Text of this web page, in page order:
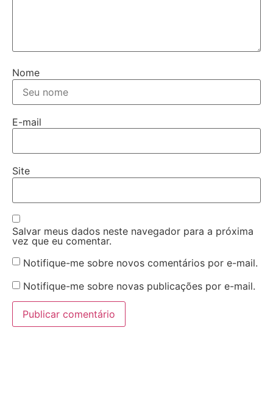
Nome
E-mail
Site
Salvar meus dados neste navegador para a próxima
vez que eu comentar.
Notifique-me sobre novos comentários por e-mail.
Notifique-me sobre novas publicações por e-mail.